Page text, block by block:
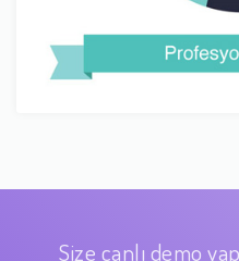
Size canlı demo